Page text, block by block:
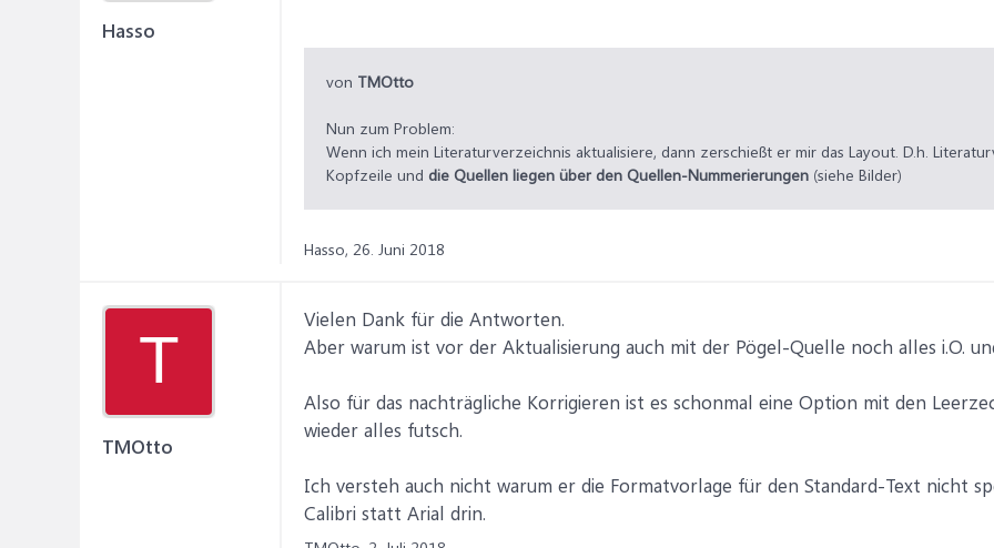
Hasso
von TMOtto
Nun zum Problem:
Wenn ich mein Literaturverzeichnis aktualisiere, dann zerschießt er mir das Layout. D.h.
Kopfzeile und die Quellen liegen über den Quellen-Nummerierungen (siehe Bilder)
Hasso, 26. Juni 2018
T
TMOtto
Vielen Dank für die Antworten.
Aber warum ist vor der Aktualisierung auch mit der Pögel-Quelle noch alles i.O.
Also für das nachträgliche Korrigieren ist es schonmal eine Option mit den
wieder alles futsch.
Ich versteh auch nicht warum er die Formatvorlage für den Standard-Text nicht
Calibri statt Arial drin.